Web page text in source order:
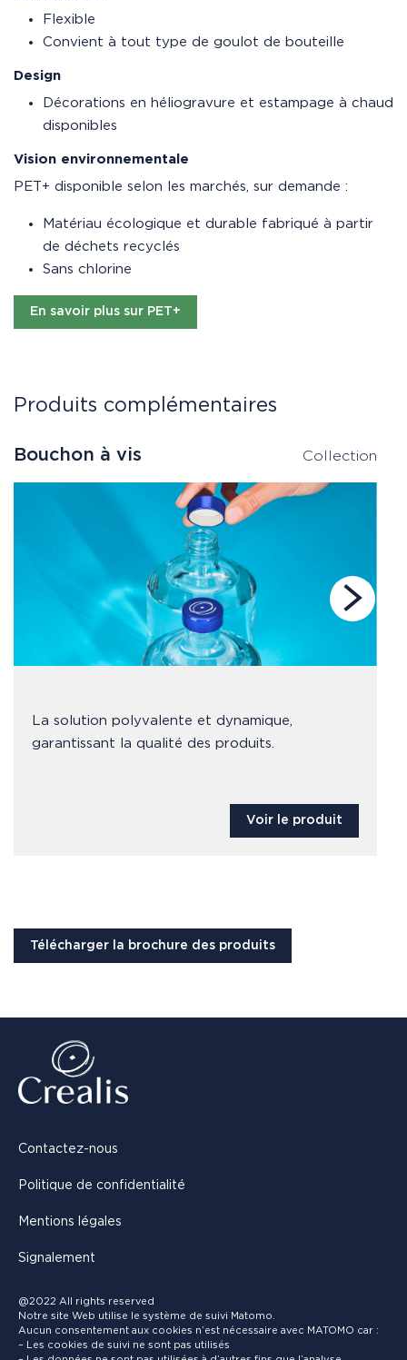
Flexible
Convient à tout type de goulot de bouteille
Design
Décorations en héliogravure et estampage à chaud
disponibles
Vision environnementale
PET+ disponible selon les marchés, sur demande :
Matériau écologique et durable fabriqué à partir
de déchets recyclés
Sans chlorine
En savoir plus sur PET+
Produits complémentaires
Bouchon à vis Collection
La solution polyvalente et dynamique,
garantissant la qualité des produits.
Voir le produit
Télécharger la brochure des produits
Contactez-nous
Politique de confidentialité
Mentions légales
Signalement
@2022 All rights reserved
Notre site Web utilise le système de suivi Matomo.
Aucun consentement aux cookies n’est nécessaire avec MATOMO car :
– Les cookies de suivi ne sont pas utilisés